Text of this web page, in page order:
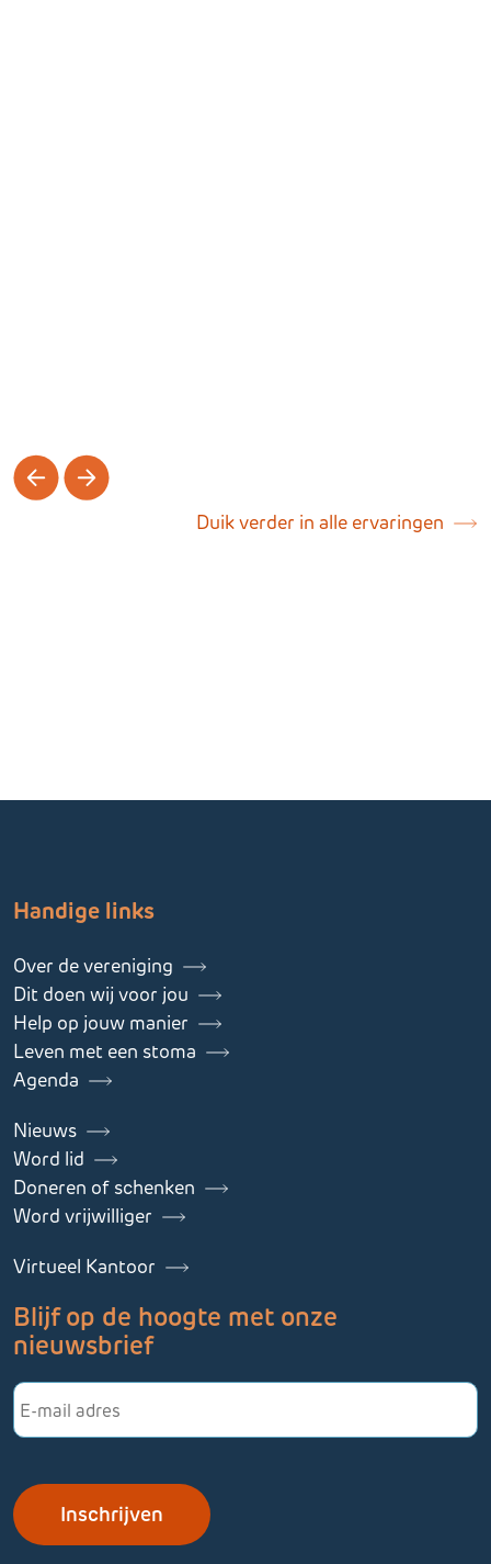
Gilbert heeft een
ileostoma
Duik verder in alle ervaringen
Handige links
Over de vereniging
Dit doen wij voor jou
Help op jouw manier
Leven met een stoma
Agenda
Nieuws
Word lid
Doneren of schenken
Word vrijwilliger
Virtueel Kantoor
Blijf op de hoogte met onze
nieuwsbrief
E-
mailadres